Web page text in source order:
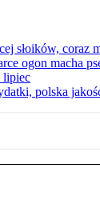
słoików, coraz
ogon macha
lipiec
polska